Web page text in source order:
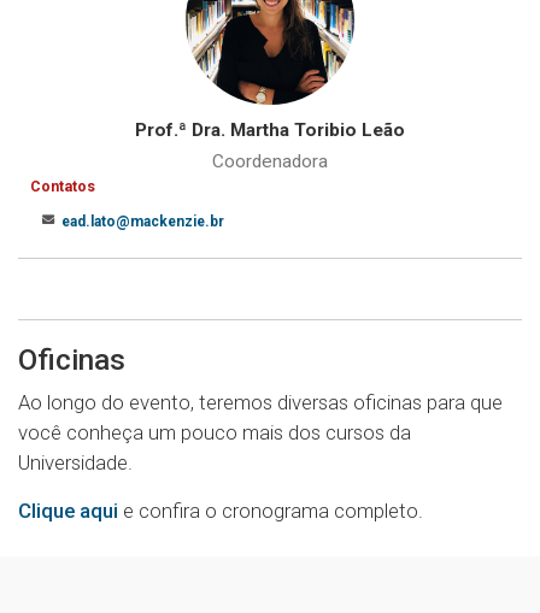
Prof.ª Dra. Martha Toribio Leão
Coordenadora
Contatos
ead.lato@mackenzie.br
Oficinas
Ao longo do evento, teremos diversas oficinas para que
você conheça um pouco mais dos cursos da
Universidade.
Clique aqui e confira o cronograma completo.